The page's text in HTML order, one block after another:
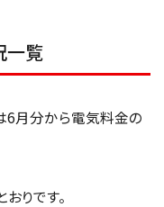
一覧
6月分から電気料金の
りです。